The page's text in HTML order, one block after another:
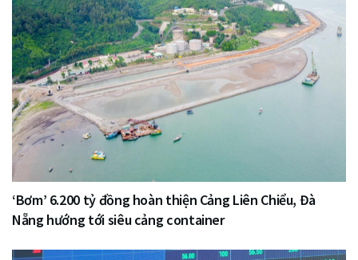
‘Bơm’ 6.200 tỷ đồng hoàn thiện Cảng Liên Chiểu, Đà
Nẵng hướng tới siêu cảng container